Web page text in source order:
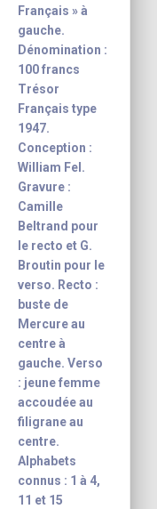
Français » à
gauche.
Dénomination :
100 francs
Trésor
Français type
1947.
Conception :
William Fel.
Gravure :
Camille
Beltrand pour
le recto et G.
Broutin pour le
verso. Recto :
buste de
Mercure au
centre à
gauche. Verso
: jeune femme
accoudée au
filigrane au
centre.
Alphabets
connus : 1 à 4,
11 et 15